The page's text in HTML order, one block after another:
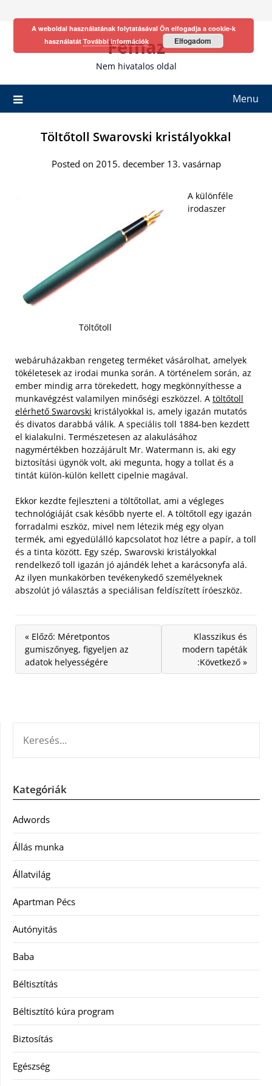
Fefhaz
Nem hivatalos oldal
Menu
Töltőtoll Swarovski kristályokkal
Posted on 2015. december 13. vasárnap
Töltőtoll
A különféle
irodaszer
webáruházakban rengeteg terméket vásárolhat, amelyek
tökéletesek az irodai munka során. A történelem során, az
ember mindig arra törekedett, hogy megkönnyíthesse a
munkavégzést valamilyen minőségi eszközzel. A töltőtoll
elérhető Swarovski kristályokkal is, amely igazán mutatós
és divatos darabbá válik. A speciális toll 1884-ben kezdett
el kialakulni. Természetesen az alakulásához
nagymértékben hozzájárult Mr. Watermann is, aki egy
biztosítási ügynök volt, aki megunta, hogy a tollat és a
tintát külön-külön kellett cipelnie magával.
Ekkor kezdte fejleszteni a töltőtollat, ami a végleges
technológiáját csak később nyerte el. A töltőtoll egy igazán
forradalmi eszköz, mivel nem létezik még egy olyan
termék, ami egyedülálló kapcsolatot hoz létre a papír, a toll
és a tinta között. Egy szép, Swarovski kristályokkal
rendelkező toll igazán jó ajándék lehet a karácsonyfa alá.
Az ilyen munkakörben tevékenykedő személyeknek
abszolút jó választás a speciálisan feldíszített íróeszköz.
« Előző: Méretpontos
gumiszőnyeg, figyeljen az
adatok helyességére
Klasszikus és
modern tapéták
:Következő »
Kategóriák
Adwords
Állás munka
Állatvilág
Apartman Pécs
Autónyitás
Baba
Béltisztítás
Béltisztító kúra program
Biztosítás
Egészség
A weboldal használatának folytatásával Ön elfogadja a cookie-k
használatát További információk Elfogadom